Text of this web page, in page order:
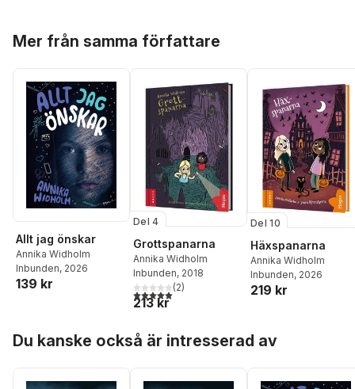
Mer från samma författare
Allt jag önskar
Annika Widholm
Inbunden, 2026
139 kr
Del 4
Grottspanarna
Annika Widholm
Inbunden, 2018
5,0utav 5 stjärnor. Totalt antal röster:
(2)
213 kr
Del 10
Häxspanarna
Annika Widholm
Inbunden, 2026
219 kr
Du kanske också är intresserad av